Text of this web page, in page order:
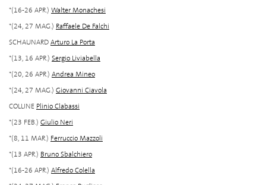
*(16-26 APR.) Walter Monachesi
*(24, 27 MAG.) Raffaele De Falchi
SCHAUNARDArturo La Porta
*(13, 16 APR.) Sergio Liviabella
*(20, 26 APR.) Andrea Mineo
*(24, 27 MAG.) Giovanni Ciavola
COLLINE Plinio Clabassi
*(23 FEB.) Giulio Neri
*(8, 11 MAR.) Ferruccio Mazzoli
*(13 APR.) Bruno Sbalchiero
*(16-26 APR.) Alfredo Colella